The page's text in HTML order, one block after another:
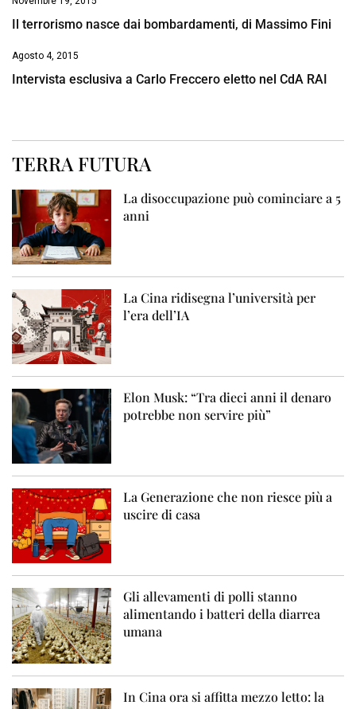
Il terrorismo nasce dai bombardamenti, di Massimo Fini
Agosto 4, 2015
Intervista esclusiva a Carlo Freccero eletto nel CdA RAI
TERRA FUTURA
La disoccupazione può cominciare a 5
anni
La Cina ridisegna l’università per
l’era dell’IA
Elon Musk: “Tra dieci anni il denaro
potrebbe non servire più”
La Generazione che non riesce più a
uscire di casa
Gli allevamenti di polli stanno
alimentando i batteri della diarrea
umana
In Cina ora si affitta mezzo letto: la